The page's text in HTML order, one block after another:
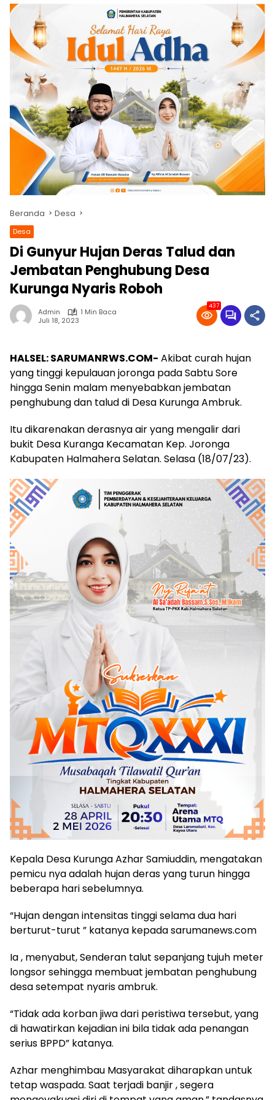
Beranda Desa
Desa
Di Gunyur Hujan Deras Talud dan
Jembatan Penghubung Desa
Kurunga Nyaris Roboh
Admin
1 Min Baca
Juli 18, 2023
437
HALSEL: SARUMANRWS.COM- Akibat curah hujan
yang tinggi kepulauan joronga pada Sabtu Sore
hingga Senin malam menyebabkan jembatan
penghubung dan talud di Desa Kurunga Ambruk.
Itu dikarenakan derasnya air yang mengalir dari
bukit Desa Kuranga Kecamatan Kep. Joronga
Kabupaten Halmahera Selatan. Selasa (18/07/23).
Kepala Desa Kurunga Azhar Samiuddin, mengatakan
pemicu nya adalah hujan deras yang turun hingga
beberapa hari sebelumnya.
“Hujan dengan intensitas tinggi selama dua hari
berturut-turut ” katanya kepada sarumanews.com
Ia , menyabut, Senderan talut sepanjang tujuh meter
longsor sehingga membuat jembatan penghubung
desa setempat nyaris ambruk.
“Tidak ada korban jiwa dari peristiwa tersebut, yang
di hawatirkan kejadian ini bila tidak ada penangan
serius BPPD” katanya.
Azhar menghimbau Masyarakat diharapkan untuk
tetap waspada. Saat terjadi banjir , segera